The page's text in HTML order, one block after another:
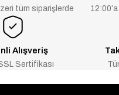
tüm siparişlerde
Alışveriş
Sertifikası